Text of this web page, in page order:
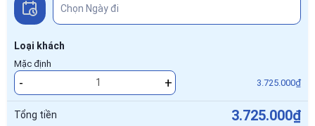
Loại khách
Mặc định
- + 3.725.000₫
Tổng tiền 3.725.000₫